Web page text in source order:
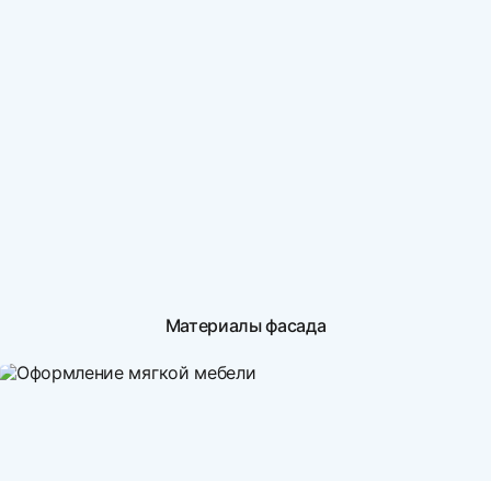
Материалы фасада